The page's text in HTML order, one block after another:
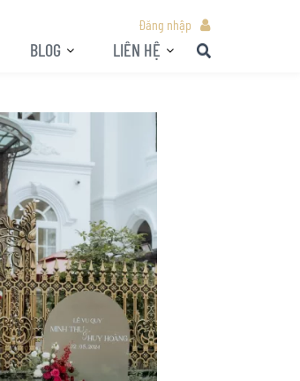
Đăng nhập
BLOG LIÊN HỆ